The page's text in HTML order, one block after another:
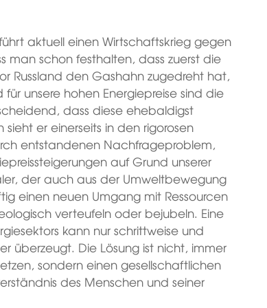
aktuell einen Wirtschaftskrieg gegen
man schon festhalten, dass zuerst die
Russland den Gashahn zugedreht hat,
unsere hohen Energiepreise sind die
dass diese ehebaldigst
er einerseits in den rigorosen
entstandenen Nachfrageproblem,
auf Grund unserer
der auch aus der Umweltbewegung
einen neuen Umgang mit Ressourcen
verteufeln oder bejubeln. Eine
kann nur schrittweise und
überzeugt. Die Lösung ist nicht, immer
sondern einen gesellschaftlichen
des Menschen und seiner